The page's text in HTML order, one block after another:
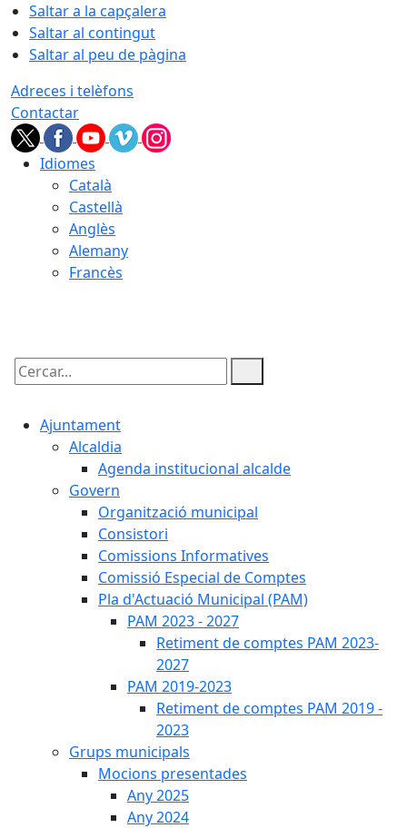
Saltar a la capçalera
Saltar al contingut
Saltar al peu de pàgina
Adreces i telèfons
Contactar
Idiomes
Català
Castellà
Anglès
Alemany
Francès
Cercar:
Ajuntament
Alcaldia
Agenda institucional alcalde
Govern
Organització municipal
Consistori
Comissions Informatives
Comissió Especial de Comptes
Pla d'Actuació Municipal (PAM)
PAM 2023 - 2027
Retiment de comptes PAM 2023-
2027
PAM 2019-2023
Retiment de comptes PAM 2019 -
2023
Grups municipals
Mocions presentades
Any 2025
Any 2024